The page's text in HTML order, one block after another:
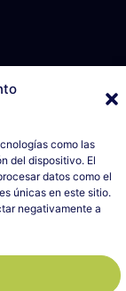
como las
del dispositivo. El
datos como el
únicas en este sitio.
negativamente a